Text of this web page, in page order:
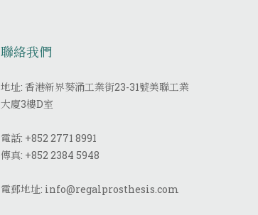
聯絡我們
地址: 香港新界葵涌工業街23-31號美聯工業
大廈3樓D室
電話: +852 2771 8991
傳真: +852 2384 5948
電郵地址: info@regalprosthesis.com